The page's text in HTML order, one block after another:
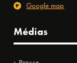
Google map
Médias